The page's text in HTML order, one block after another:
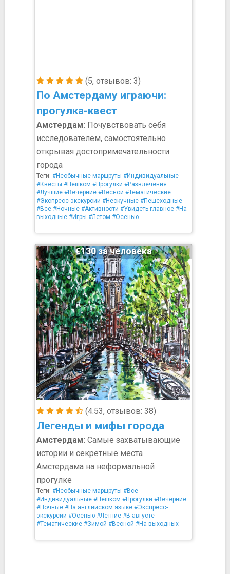
(5, отзывов: 3)
По Амстердаму играючи:
прогулка-квест
Амстердам: Почувствовать себя
исследователем, самостоятельно
открывая достопримечательности
города
Теги: #Необычные маршруты #Индивидуальные
#Квесты #Пешком #Прогулки #Развлечения
#Лучшие #Вечерние #Весной #Тематические
#Экспресс-экскурсии #Нескучные #Пешеходные
#Все #Ночные #Активности #Увидеть главное #На
выходные #Игры #Летом #Осенью
(4.53, отзывов: 38)
Легенды и мифы города
€130 за человека
Амстердам: Самые захватывающие
истории и секретные места
Амстердама на неформальной
прогулке
Теги: #Необычные маршруты #Все
#Индивидуальные #Пешком #Прогулки #Вечерние
#Ночные #На английском языке #Экспресс-
экскурсии #Осенью #Летние #В августе
#Тематические #Зимой #Весной #На выходных